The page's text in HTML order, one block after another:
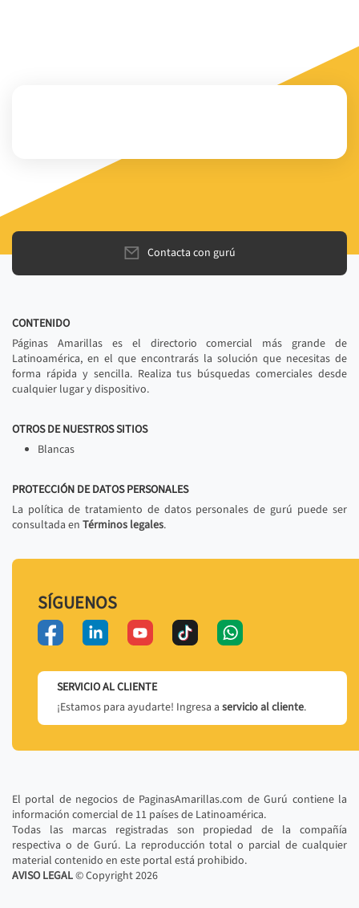
Contacta con gurú
CONTENIDO
Páginas Amarillas es el directorio comercial más grande de
Latinoamérica, en el que encontrarás la solución que necesitas de
forma rápida y sencilla. Realiza tus búsquedas comerciales desde
cualquier lugar y dispositivo.
OTROS DE NUESTROS SITIOS
Blancas
PROTECCIÓN DE DATOS PERSONALES
La política de tratamiento de datos personales de gurú puede ser
consultada en Términos legales.
SÍGUENOS
SERVICIO AL CLIENTE
¡Estamos para ayudarte! Ingresa a servicio al cliente.
El portal de negocios de PaginasAmarillas.com de Gurú contiene la
información comercial de 11 países de Latinoamérica.
Todas las marcas registradas son propiedad de la compañía
respectiva o de Gurú. La reproducción total o parcial de cualquier
material contenido en este portal está prohibido.
AVISO LEGAL© Copyright2026